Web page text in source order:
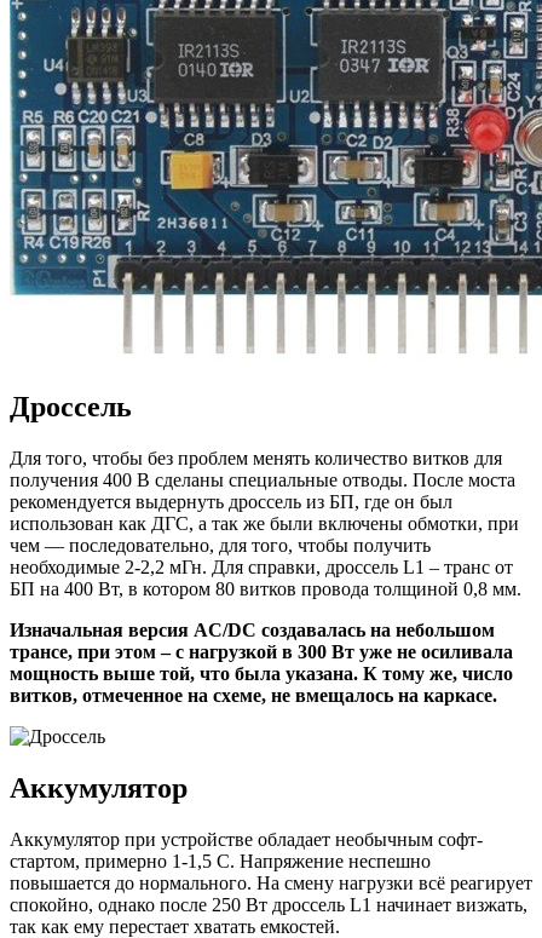
Дроссель
Для того, чтобы без проблем менять количество витков для
получения 400 В сделаны специальные отводы. После моста
рекомендуется выдернуть дроссель из БП, где он был
использован как ДГС, а так же были включены обмотки, при
чем — последовательно, для того, чтобы получить
необходимые 2-2,2 мГн. Для справки, дроссель L1 – транс от
БП на 400 Вт, в котором 80 витков провода толщиной 0,8 мм.
Изначальная версия AC/DC создавалась на небольшом
трансе, при этом – с нагрузкой в 300 Вт уже не осиливала
мощность выше той, что была указана. К тому же, число
витков, отмеченное на схеме, не вмещалось на каркасе.
Аккумулятор
Аккумулятор при устройстве обладает необычным софт-
стартом, примерно 1-1,5 С. Напряжение неспешно
повышается до нормального. На смену нагрузки всё реагирует
спокойно, однако после 250 Вт дроссель L1 начинает визжать,
так как ему перестает хватать емкостей.